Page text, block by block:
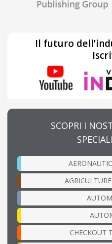
Il futuro
SCOPRI I
CHECKOUT